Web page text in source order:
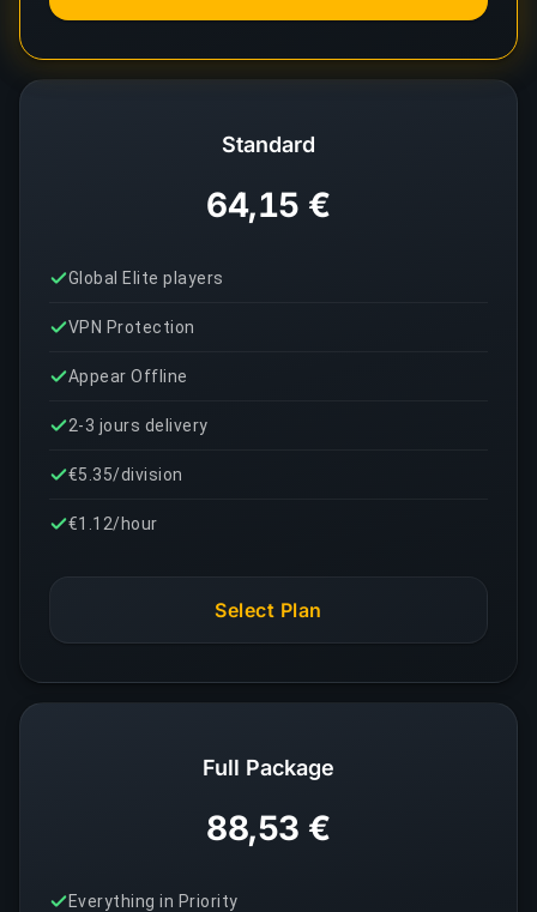
Standard
64,15 €
Global Elite players
VPN Protection
Appear Offline
2-3 jours delivery
€5.35/division
€1.12/hour
Select Plan
Full Package
88,53 €
Everything in Priority